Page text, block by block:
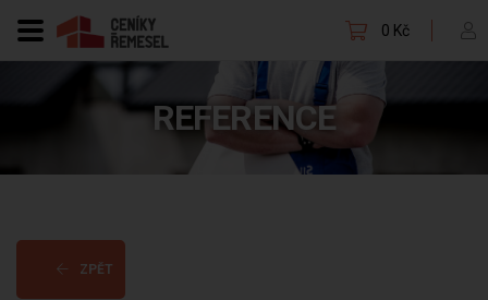
0 Kč
REFERENCE
ZPĚT